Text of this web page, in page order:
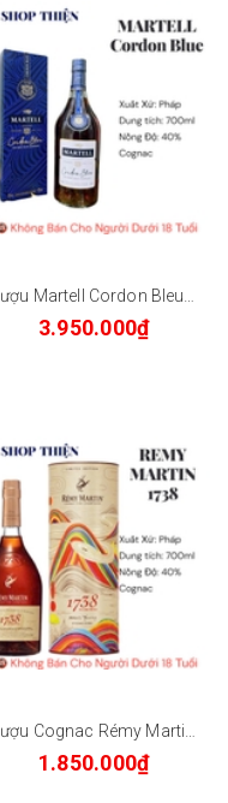
Rượu Martell Cordon Bleu Extra Old Cognac 700ml - Pháp
3.950.000₫
1.850.000₫